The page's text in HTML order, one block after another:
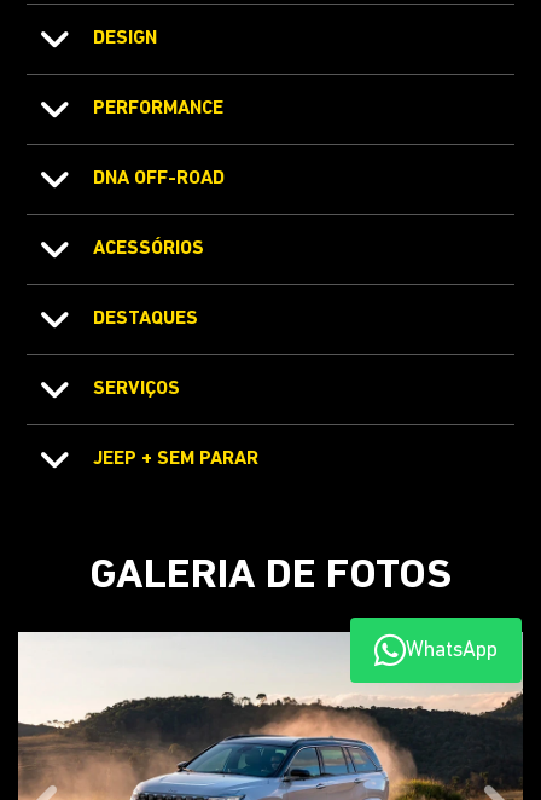
DESIGN
PERFORMANCE
DNA OFF-ROAD
ACESSÓRIOS
DESTAQUES
SERVIÇOS
JEEP + SEM PARAR
GALERIA DE FOTOS
WhatsApp